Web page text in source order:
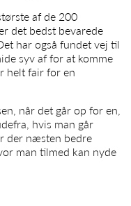
af de 200
det bedst bevarede
har også fundet vej til
syv af for at komme
helt fair for en
når det går op for en,
hvis man går
der næsten bedre
man tilmed kan nyde